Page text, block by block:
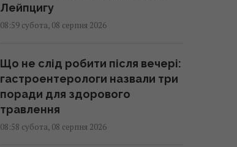
Лейпцигу
08:59 субота, 08 серпня 2026
Що не слід робити після вечері:
гастроентерологи назвали три
поради для здорового
травлення
08:58 субота, 08 серпня 2026